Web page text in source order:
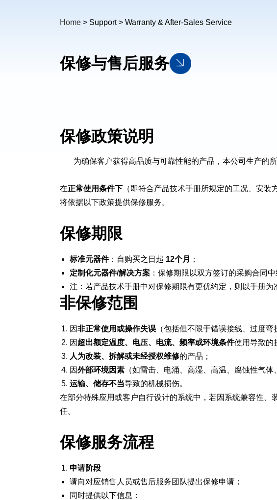
Home > Support > Warranty & After-Sales Service
保修与售后服务
保修政策说明
为确保客户获得高品质与可靠性能的产品，本公司生产的
在正常使用条件下 （即符合产品技术手册所规定的工况、安
将依据以下政策提供保修服务。
保修期限
标准元器件：自购买之日起 12个月
；
定制化元器件/解决方案 ：保修期限以双方签订的采购合同
注：若产品技术手册中对保修期限有更优约定，则以手册为
非保修范围
因非正常使用或操作失误 （包括但不限于错误接线、过度
因 超出额定温度、电压、电流、频率或环境条件使用导致的
人为改装、拆解或未经授权维修的产品；
因外部环境因素 （如雷击、电涌、高湿、高温、腐蚀性气
运输、储存不当导致的机械损伤。
在部分特殊应用或客户自行设计的系统中，若因系统兼容性
任。
保修服务流程
申请阶段
请向对应销售人员或售后服务团队提出保修申请；
同时提供以下信息：